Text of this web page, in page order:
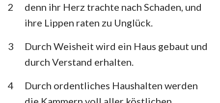
Prediger Hohelied
Jesaja Jeremia
Klagelieder Hesekiel
2
denn ihr Herz trachte nach Schaden, und
ihre Lippen raten zu Unglück.
3
Durch Weisheit wird ein Haus gebaut und
durch Verstand erhalten.
4
Durch ordentliches Haushalten werden